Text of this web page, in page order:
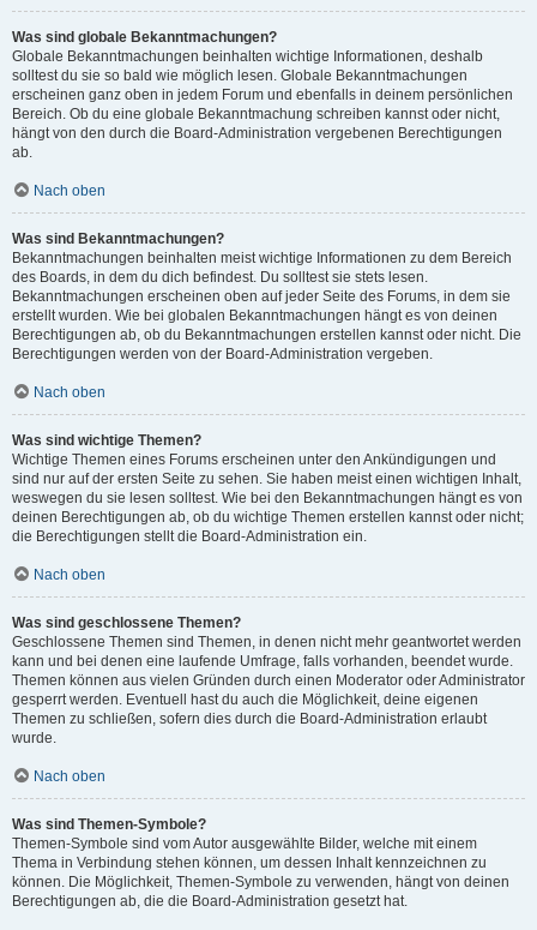
Was sind globale Bekanntmachungen?
Globale Bekanntmachungen beinhalten wichtige Informationen, deshalb
solltest du sie so bald wie möglich lesen. Globale Bekanntmachungen
erscheinen ganz oben in jedem Forum und ebenfalls in deinem persönlichen
Bereich. Ob du eine globale Bekanntmachung schreiben kannst oder nicht,
hängt von den durch die Board-Administration vergebenen Berechtigungen
ab.
Nach oben
Was sind Bekanntmachungen?
Bekanntmachungen beinhalten meist wichtige Informationen zu dem Bereich
des Boards, in dem du dich befindest. Du solltest sie stets lesen.
Bekanntmachungen erscheinen oben auf jeder Seite des Forums, in dem sie
erstellt wurden. Wie bei globalen Bekanntmachungen hängt es von deinen
Berechtigungen ab, ob du Bekanntmachungen erstellen kannst oder nicht. Die
Berechtigungen werden von der Board-Administration vergeben.
Nach oben
Was sind wichtige Themen?
Wichtige Themen eines Forums erscheinen unter den Ankündigungen und
sind nur auf der ersten Seite zu sehen. Sie haben meist einen wichtigen Inhalt,
weswegen du sie lesen solltest. Wie bei den Bekanntmachungen hängt es von
deinen Berechtigungen ab, ob du wichtige Themen erstellen kannst oder nicht;
die Berechtigungen stellt die Board-Administration ein.
Nach oben
Was sind geschlossene Themen?
Geschlossene Themen sind Themen, in denen nicht mehr geantwortet werden
kann und bei denen eine laufende Umfrage, falls vorhanden, beendet wurde.
Themen können aus vielen Gründen durch einen Moderator oder Administrator
gesperrt werden. Eventuell hast du auch die Möglichkeit, deine eigenen
Themen zu schließen, sofern dies durch die Board-Administration erlaubt
wurde.
Nach oben
Was sind Themen-Symbole?
Themen-Symbole sind vom Autor ausgewählte Bilder, welche mit einem
Thema in Verbindung stehen können, um dessen Inhalt kennzeichnen zu
können. Die Möglichkeit, Themen-Symbole zu verwenden, hängt von deinen
Berechtigungen ab, die die Board-Administration gesetzt hat.